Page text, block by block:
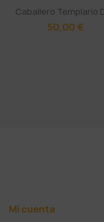
Caballero Templario
50,00 €
Mi cuenta